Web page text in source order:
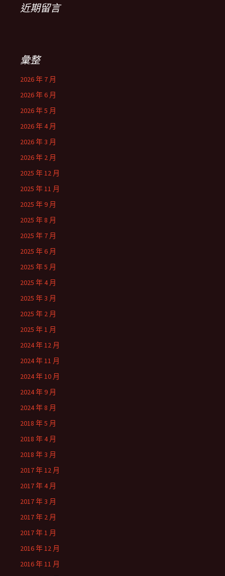
近期留言
彙整
2026 年 7 月
2026 年 6 月
2026 年 5 月
2026 年 4 月
2026 年 3 月
2026 年 2 月
2025 年 12 月
2025 年 11 月
2025 年 9 月
2025 年 8 月
2025 年 7 月
2025 年 6 月
2025 年 5 月
2025 年 4 月
2025 年 3 月
2025 年 2 月
2025 年 1 月
2024 年 12 月
2024 年 11 月
2024 年 10 月
2024 年 9 月
2024 年 8 月
2018 年 5 月
2018 年 4 月
2018 年 3 月
2017 年 12 月
2017 年 4 月
2017 年 3 月
2017 年 2 月
2017 年 1 月
2016 年 12 月
2016 年 11 月